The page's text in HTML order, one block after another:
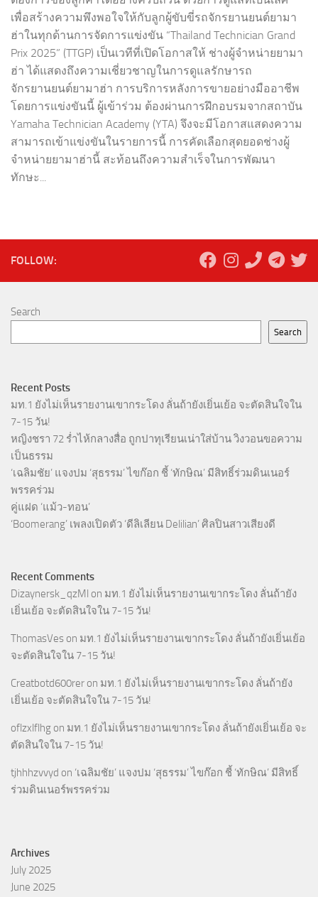
เพื่อสร้างความพึงพอใจให้กับลูกผู้ขับขี่รถจักรยานยนต์ยามา
ฮ่าในทุกด้านการจัดการแข่งขัน “Thailand Technician Grand
Prix 2025” (TTGP) เป็นเวทีที่เปิดโอกาสให้ ช่างผู้จำหน่ายยามา
ฮ่า ได้แสดงถึงความเชี่ยวชาญในการดูแลรักษารถ
จักรยานยนต์ยามาฮ่า การบริการหลังการขายอย่างมืออาชีพ
โดยการแข่งขันนี้ ผู้เข้าร่วม ต้องผ่านการฝึกอบรมจากสถาบัน
Yamaha Technician Academy (YTA) จึงจะมีโอกาสแสดงความ
สามารถเข้าแข่งขันในรายการนี้ การคัดเลือกสุดยอดช่างผู้
จำหน่ายยามาฮ่านี้ สะท้อนถึงความสำเร็จในการพัฒนา
ทักษะ...
FOLLOW:
Search
Search
Recent Posts
มท.1 ยังไม่เห็นรายงานเขากระโดง ลั่นถ้ายังเยิ่นเย้อ จะตัดสินใจใน
7-15 วัน!
หญิงชรา 72 ร่ำไห้กลางสื่อ ถูกปาทุเรียนเน่าใส่บ้าน วิงวอนขอความ
เป็นธรรม
‘เฉลิมชัย’ แจงปม ‘สุธรรม’ ไขก๊อก ชี้ ‘ทักษิณ’ มีสิทธิ์ร่วมดินเนอร์
พรรคร่วม
คู่แฝด ‘แม้ว-ทอน’
‘Boomerang’ เพลงเปิดตัว ‘ดีลิเลียน Delilian’ ศิลปินสาวเสียงดี
Recent Comments
Dizaynersk_qzMl on มท.1 ยังไม่เห็นรายงานเขากระโดง ลั่นถ้ายัง
เยิ่นเย้อ จะตัดสินใจใน 7-15 วัน!
ThomasVes on มท.1 ยังไม่เห็นรายงานเขากระโดง ลั่นถ้ายังเยิ่นเย้อ
จะตัดสินใจใน 7-15 วัน!
Creatbotd600rer on มท.1 ยังไม่เห็นรายงานเขากระโดง ลั่นถ้ายัง
เยิ่นเย้อ จะตัดสินใจใน 7-15 วัน!
oflzxlflhg on มท.1 ยังไม่เห็นรายงานเขากระโดง ลั่นถ้ายังเยิ่นเย้อ จะ
ตัดสินใจใน 7-15 วัน!
tjhhhzvvyd on ‘เฉลิมชัย’ แจงปม ‘สุธรรม’ ไขก๊อก ชี้ ‘ทักษิณ’ มีสิทธิ์
ร่วมดินเนอร์พรรคร่วม
Archives
July 2025
June 2025